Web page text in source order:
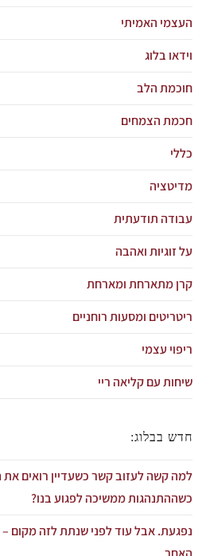
העצמי האמיתי
וידאו בלוג
חוכמת הלב
חכמת הצמחים
כללי
מדיטציה
עבודה תודעתית
על זוגיות ואהבה
קרן מתארחת ומארחת
ריטריטים ומסעות רוחניים
ריפוי עצמי
שיחות עם קליאה ריי
חדש בבלוג:
למה קשה לעזוב קשר כשעדיין רואים
כשההתנהגות ממשיכה לפגוע בנו?
נפגעת. אבל עוד לפני שנתת לזה מקום